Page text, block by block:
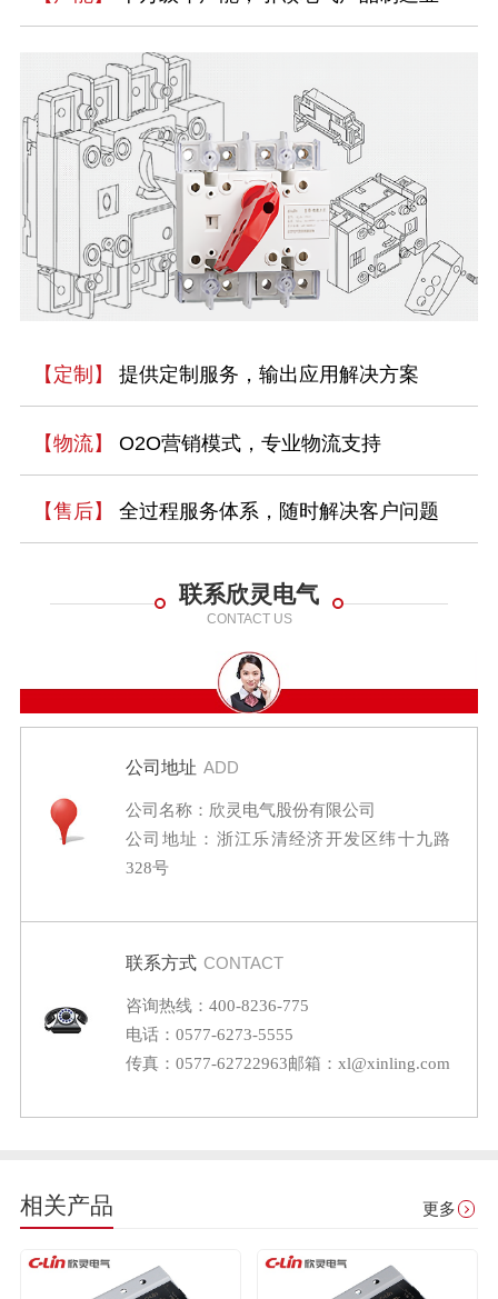
【定制】 提供定制服务，输出应用解决方案
【物流】 O2O营销模式，专业物流支持
【售后】 全过程服务体系，随时解决客户问题
联系欣灵电气
CONTACT US
公司地址 ADD
公司名称：欣灵电气股份有限公司
公司地址：浙江乐清经济开发区纬十九路
328号
联系方式 CONTACT
咨询热线：400-8236-775
电话：0577-6273-5555
传真：0577-62722963邮箱：xl@xinling.com
相关产品 更多